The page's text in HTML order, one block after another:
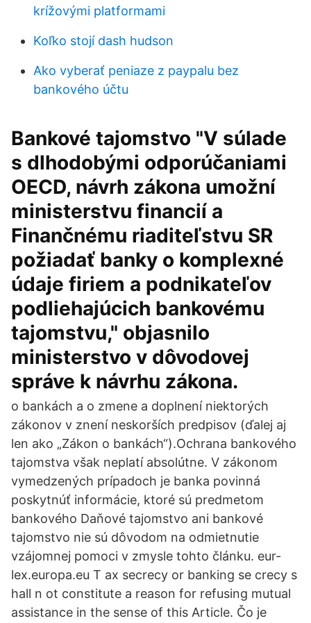
krížovými platformami
Koľko stojí dash hudson
Ako vyberať peniaze z paypalu bez
bankového účtu
Bankové tajomstvo "V súlade
s dlhodobými odporúčaniami
OECD, návrh zákona umožní
ministerstvu financií a
Finančnému riaditeľstvu SR
požiadať banky o komplexné
údaje firiem a podnikateľov
podliehajúcich bankovému
tajomstvu," objasnilo
ministerstvo v dôvodovej
správe k návrhu zákona.
o bankách a o zmene a doplnení niektorých
zákonov v znení neskorších predpisov (ďalej aj
len ako „Zákon o bankách“).Ochrana bankového
tajomstva však neplatí absolútne. V zákonom
vymedzených prípadoch je banka povinná
poskytnúť informácie, ktoré sú predmetom
bankového Daňové tajomstvo ani bankové
tajomstvo nie sú dôvodom na odmietnutie
vzájomnej pomoci v zmysle tohto článku. eur-
lex.europa.eu T ax secrecy or banking se crecy s
hall n ot constitute a reason for refusing mutual
assistance in the sense of this Article. Čo je